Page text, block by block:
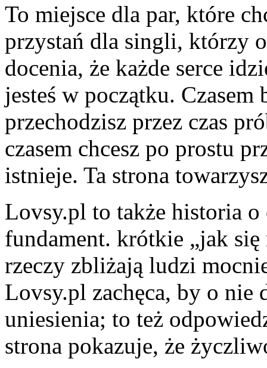
To miejsce dla par, które
przystań dla singli, którzy
docenia, że każde serce
jesteś w początku. Czasem
przechodzisz przez czas
czasem chcesz po prostu
istnieje. Ta strona
Lovsy.pl to także historia
fundament. krótkie „jak się
rzeczy zbliżają ludzi
Lovsy.pl zachęca, by o nie
uniesienia; to też
strona pokazuje, że